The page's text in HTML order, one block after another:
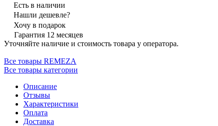
Есть в наличии
Нашли дешевле?
Хочу в подарок
Гарантия 12 месяцев
Уточняйте наличие и стоимость товара у оператора.
Все товары REMEZA
Все товары категории
Описание
Отзывы
Характеристики
Оплата
Доставка